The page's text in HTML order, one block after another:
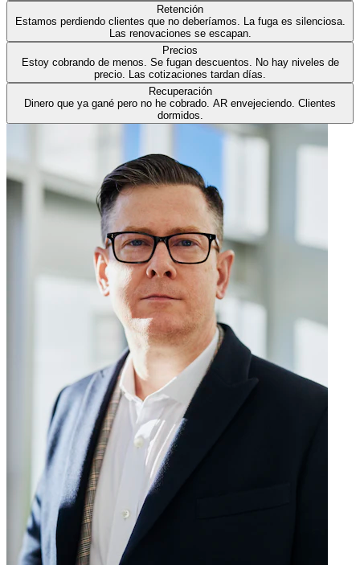
Retención
Estamos perdiendo clientes que no deberíamos. La fuga es silenciosa.
Las renovaciones se escapan.
Precios
Estoy cobrando de menos. Se fugan descuentos. No hay niveles de
precio. Las cotizaciones tardan días.
Recuperación
Dinero que ya gané pero no he cobrado. AR envejeciendo. Clientes
dormidos.